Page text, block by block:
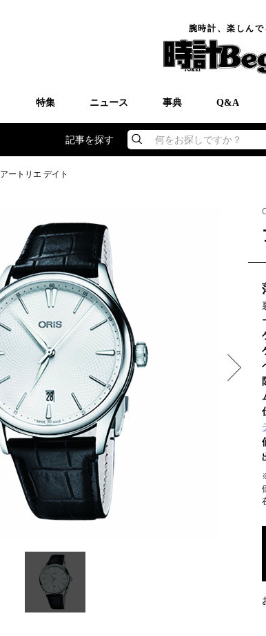
腕時計、楽しん
特集 ニュース 事典 Q&A
記事を探す 何をお探しですか？
アートリエ デイト